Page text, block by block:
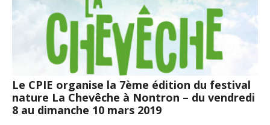
Le CPIE organise la 7ème édition du festival
nature La Chevêche à Nontron – du vendredi
8 au dimanche 10 mars 2019